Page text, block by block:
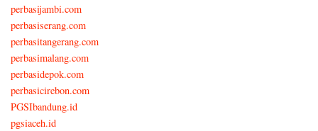
perbasijambi.com
perbasiserang.com
perbasitangerang.com
perbasimalang.com
perbasidepok.com
perbasicirebon.com
PGSIbandung.id
pgsiaceh.id